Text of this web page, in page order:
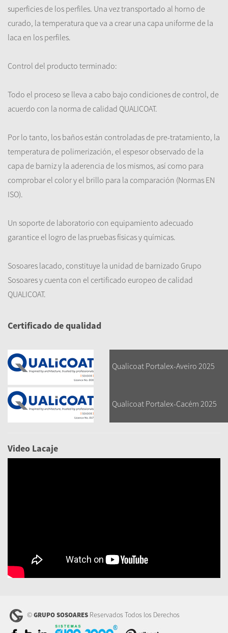
superficies de los perfiles. Una veztransportado al horno de
curado, la temperatura que va a crear una capa uniforme de la
laca en los perfiles.
Control del producto terminado:
Todo el proceso se lleva a cabo bajo condiciones de control, de
acuerdo con la norma de calidad QUALICOAT.
Por lo tanto, los baños están controladas de pre-tratamiento, la
temperatura de polimerización, el espesor observado de la
capa de barnizy la aderencia de los mismos, así como para
comprobar el colory el brillo para la comparación (Normas EN
ISO).
Un soporte de laboratorio con equipamiento adecuado
garantice el logro de las pruebasfísicas y químicas.
Sosoares lacado, constituye la unidad de barnizado Grupo
Sosoaresy cuenta con el certificado europeo de calidad
QUALICOAT.
Certificado de qualidad
Qualicoat Portalex-Aveiro 2025
Qualicoat Portalex-Cacém 2025
Video Lacaje
©GRUPO SOSOARES Reservados Todos los Derechos